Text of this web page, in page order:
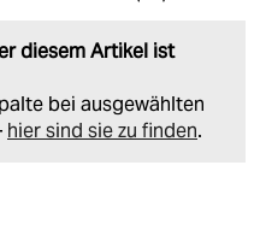
diesem Artikel ist
bei ausgewählten
hier sind sie zu finden.